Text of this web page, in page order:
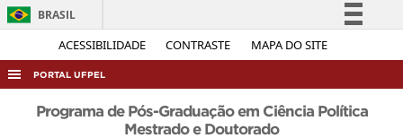
ACESSIBILIDADE CONTRASTE MAPA DO SITE
BRASIL
Simplifique!
Acesso à informação
PORTAL UFPEL
ACESSO À INFORMAÇÃO
Programa de Pós-Graduação em Ciência Política
Mestrado e Doutorado